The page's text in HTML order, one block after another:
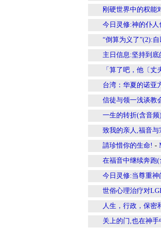
刚硬世界中的权能
今日灵修:神的仆人
“倒算为义了”(2):
主日信息:坚持到
「算了吧，他〔丈
台湾：华夏的诺
信徒与领一浅谈教
一生的转折(含音频)
致我的亲人,福音与
請珍惜你的生命! -
在福音中继续奔跑(
今日灵修:当尊重神
世俗心理治疗对
人生，行政，保密
关上的门,也在神手